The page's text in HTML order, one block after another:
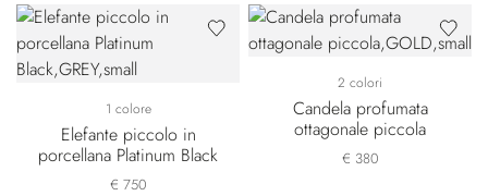
1 colore
Elefante piccolo in
porcellana Platinum Black
€ 750
2 colori
Candela profumata
ottagonale piccola
€ 380